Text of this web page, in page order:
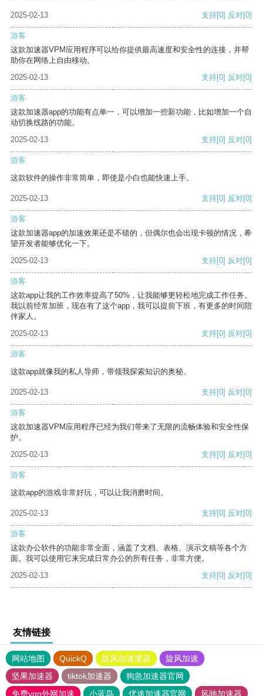
2025-02-13 支持[0] 反对[0]
游客
这款加速器VPM应用程序可以给你提供最高速度和安全性的连接，并帮
助你在网络上自由移动。
2025-02-13
支持[0] 反对[0]
游客
这款加速器app的功能有点单一，可以增加一些新功能，比如增加一个自
动切换线路的功能。
2025-02-13
支持[0] 反对[0]
游客
这款软件的操作非常简单，即使是小白也能快速上手。
2025-02-13 支持[0] 反对[0]
游客
这款加速器app的加速效果还是不错的，但偶尔也会出现卡顿的情况，希
望开发者能够优化一下。
2025-02-13
支持[0] 反对[0]
游客
这款app让我的工作效率提高了50%，让我能够更轻松地完成工作任务。
我以前经常加班，现在有了这个app，我可以提前下班，有更多的时间陪
伴家人。
2025-02-13
支持[0] 反对[0]
游客
这款app就像我的私人导师，带领我探索知识的奥秘。
2025-02-13 支持[0] 反对[0]
游客
这款加速器VPM应用程序已经为我们带来了无限的流畅体验和安全性保
护。
2025-02-13
支持[0] 反对[0]
游客
这款app的游戏非常好玩，可以让我消磨时间。
2025-02-13 支持[0] 反对[0]
游客
这款办公软件的功能非常全面，涵盖了文档、表格、演示文稿等各个方
面。我可以使用它来完成日常办公的所有任务，非常方便。
2025-02-13
支持[0] 反对[0]
友情链接
网站地图 QuickQ 旋风加速度器
旋风加速
坚果加速器
tiktok加速器
狗急加速器官网
免费vqn外网加速
小蓝鸟 优途加速器官网 风驰加速器